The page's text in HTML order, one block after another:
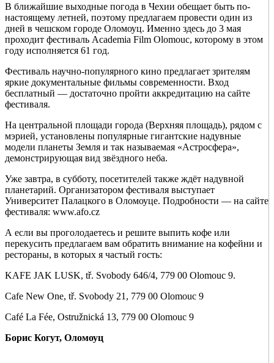
В ближайшие выходные погода в Чехии обещает быть по-
настоящему летней, поэтому предлагаем провести один из
дней в чешском городе Оломоуц. Именно здесь до 3 мая
проходит фестиваль Academia Film Olomouc, которому в этом
году исполняется 61 год.
Фестиваль научно-популярного кино предлагает зрителям
яркие документальные фильмы современности. Вход
бесплатный — достаточно пройти аккредитацию на сайте
фестиваля.
На центральной площади города (Верхняя площадь), рядом с
мэрией, установлены популярные гигантские надувные
модели планеты Земля и так называемая «Астросфера»,
демонстрирующая вид звёздного неба.
Уже завтра, в субботу, посетителей также ждёт надувной
планетарий. Организатором фестиваля выступает
Университет Палацкого в Оломоуце. Подробности — на сайте
фестиваля: www.afo.cz
А если вы проголодаетесь и решите выпить кофе или
перекусить предлагаем вам обратить внимание на кофейни и
рестораны, в которых я частый гость:
KAFE JAK LUSK, tř. Svobody 646/4, 779 00 Olomouc 9.
Cafe New One, tř. Svobody 21, 779 00 Olomouc 9
Café La Fée, Ostružnická 13, 779 00 Olomouc 9
Борис Когут, Оломоуц